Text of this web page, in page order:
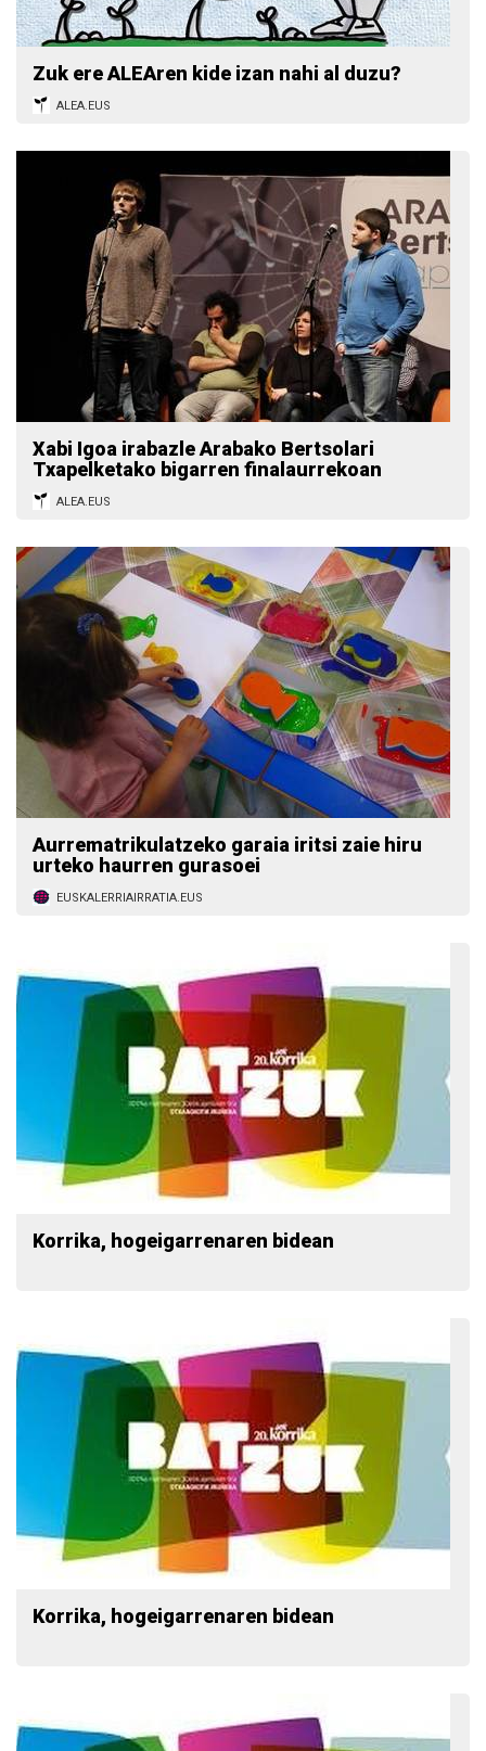
Zuk ere ALEAren kide izan nahi al duzu?
ALEA.EUS
Xabi Igoa irabazle Arabako Bertsolari
Txapelketako bigarren finalaurrekoan
ALEA.EUS
Aurrematrikulatzeko garaia iritsi zaie hiru
urteko haurren gurasoei
EUSKALERRIAIRRATIA.EUS
Korrika, hogeigarrenaren bidean
Korrika, hogeigarrenaren bidean